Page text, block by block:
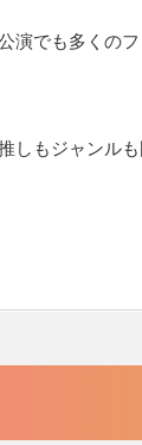
でも多くの
しもジャンル